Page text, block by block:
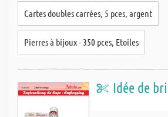
Cartes doubles carrées, 5 pces, argent
Pierres à bijoux - 350 pces, Etoiles
Idée de